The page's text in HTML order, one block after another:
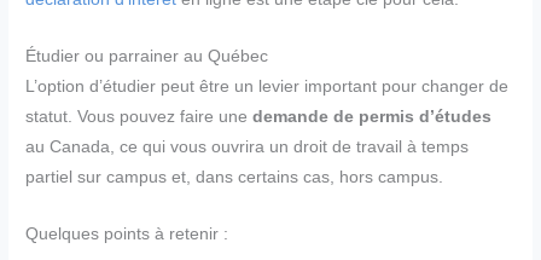
Étudier ou parrainer au Québec
L’option d’étudier peut être un levier important pour changer de
statut. Vous pouvez faire unedemande de permis d’études
au Canada, ce qui vous ouvrira un droit de travail à temps
partiel sur campus et, dans certains cas, hors campus.
Quelques points à retenir :